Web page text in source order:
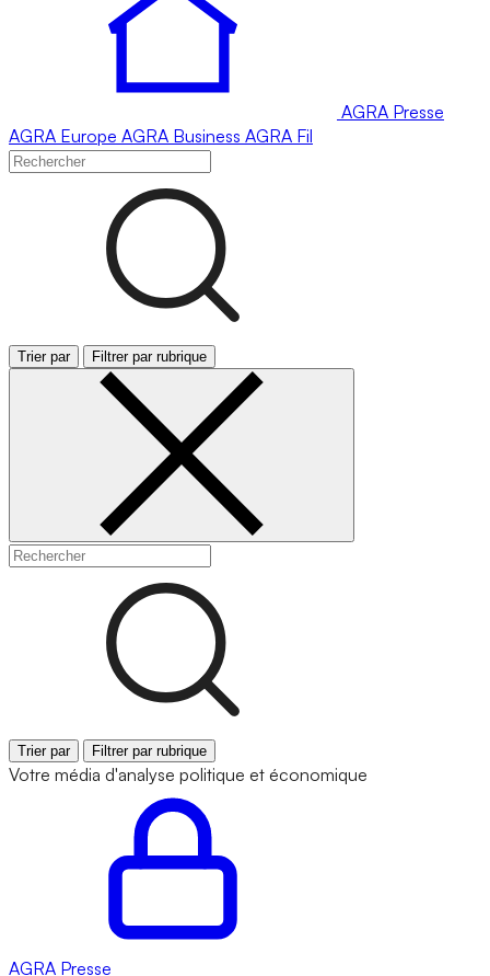
AGRA Presse
AGRA Europe AGRA Business AGRA Fil
Trier par Filtrer par rubrique
Trier par Filtrer par rubrique
Votre média d'analyse politique et économique
AGRA Presse